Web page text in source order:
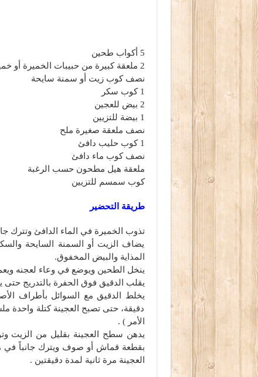
5 أكواب طحين
2 ملعقة كبيرة من حبيبات الخميرة أو خميرة فورية
نصف كوب زيت أو سمنة سايحة
1 كوب سكر
2 بيض للعجين
1 بيضة للتزيين
نصف ملعقة صغيرة ملح
1 كوب حليب دافئ
نصف كوب ماء دافئ
ملعقة هيل مطحون حسب الرغبة
كوب سمسم للتزيين
طريقة التحضير
تذوب الخميرة في الماء الدافئ وتترك جانباً لمدة
يضاف الزيت أو السمنة السايحة
المذاية والبيض المخفوق.
ينخل الطحين ويوضع في وعاء لعجنه
يقلب الدقيق فوق الحفرة بالتدريج حتى
دقيقة، حتى تصبح العجينة كتلة واحدة
الأمر ) .
يدهن سطح العجينة بقليل من الزيت
بقطعة قماش أو صوف ويترك جانباً في
العجينة مرة ثانية لمدة دقيقتين .